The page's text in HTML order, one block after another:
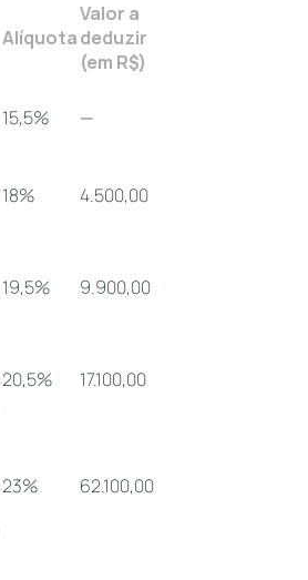
Alíquota
Valor a
deduzir
(em R$)
15,5% —
18% 4.500,00
19,5% 9.900,00
20,5% 17.100,00
23% 62.100,00